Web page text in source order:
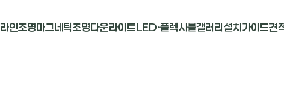
라인조명마그네틱조명다운라이트LED·플렉시블갤러리설치가이드견